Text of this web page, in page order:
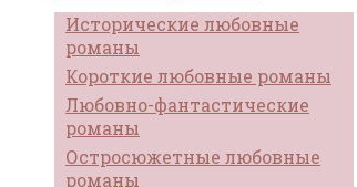
Исторические любовные
романы
Короткие любовные романы
Любовно-фантастические
романы
Остросюжетные любовные
романы